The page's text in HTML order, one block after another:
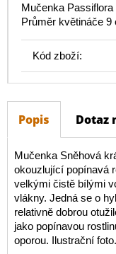
Mučenka
Průměr květináče 9
Kód zboží:
Popis Dotaz
Mučenka Sněhová
okouzlující popínavá
velkými čistě bílými
vlákny. Jedná se o
relativně dobrou
jako popínavou
oporou. Ilustrační foto.